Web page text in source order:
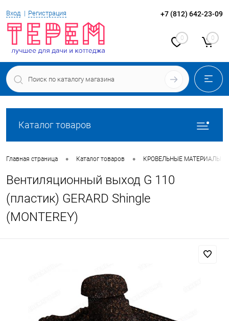
Вход Регистрация +7 (812) 642-23-09
0 0
Каталог товаров
Главная страница • Каталог товаров • КРОВЕЛЬНЫЕ МАТЕРИАЛЫ
Вентиляционный выход G 110
(пластик) GERARD Shingle
(MONTEREY)